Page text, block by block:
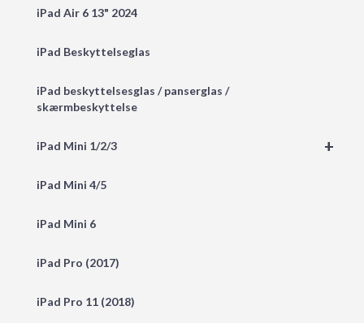
iPad Air 6 13" 2024
iPad Beskyttelseglas
iPad beskyttelsesglas / panserglas /
skærmbeskyttelse
+
iPad Mini 1/2/3
iPad Mini 4/5
iPad Mini 6
iPad Pro (2017)
iPad Pro 11 (2018)